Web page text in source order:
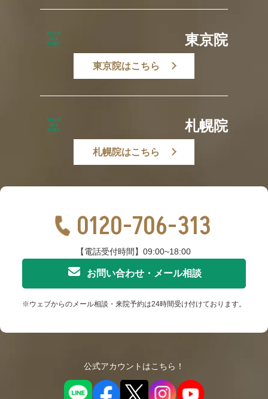
東京院
東京院はこちら
札幌院
札幌院はこちら
0120-706-313
【電話受付時間】09:00~18:00
お問い合わせ・メール相談
※ウェブからのメール相談・来院予約は24時間受け付けております。
公式アカウントはこちら！